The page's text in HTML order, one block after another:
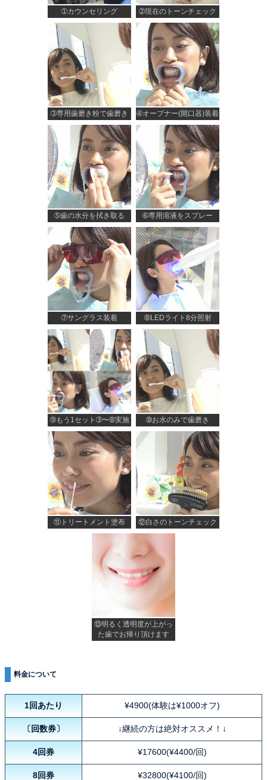
➀カウンセリング ➁現在のトーンチェック
➂専用歯磨き粉で歯磨き ➃オープナー(開口器)装着
➄歯の水分を拭き取る ➅専用溶液をスプレー
➆サングラス装着 ➇LEDライト8分照射
➈もう1セット➂〜➇実施 ➉お水のみで歯磨き
⑪トリートメント塗布 ⑫白さのトーンチェック
⑬明るく透明度が上がっ
た歯でお帰り頂けます
料金について
1回あたり ¥4900(体験は¥1000オフ)
〔回数券〕 ↓継続の方は絶対オススメ！↓
4回券 ¥17600(¥4400/回)
8回券 ¥32800(¥4100/回)